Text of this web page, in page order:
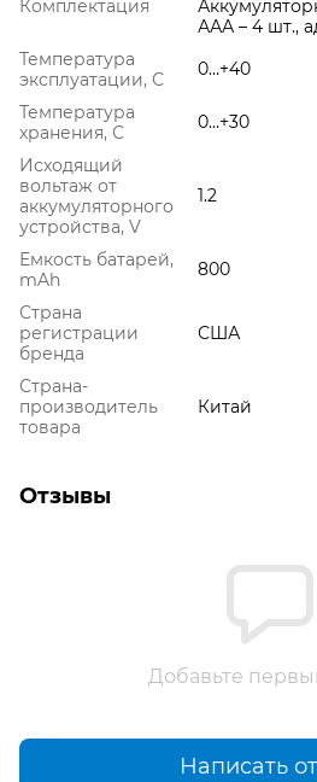
Комплектация
ААА – 4 шт.,
Температура
эксплуатации, С
0…+40
Температура
хранения, С
0…+30
Исходящий
вольтаж от
аккумуляторного
устройства, V
1.2
Емкость батарей,
mAh
800
Страна
регистрации
бренда
США
Страна-
производитель
товара
Китай
Отзывы
Добавьте
Написать